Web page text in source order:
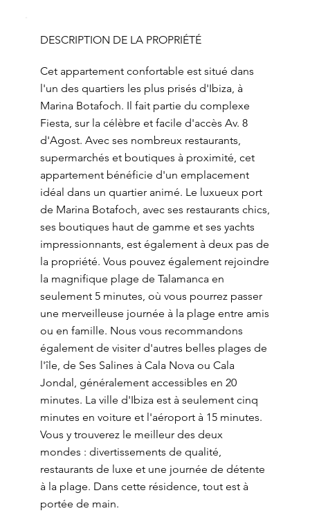
DESCRIPTION DE LA PROPRIÉTÉ
Cet appartement confortable est situé dans
l'un des quartiers les plus prisés d'Ibiza, à
Marina Botafoch. Il fait partie du complexe
Fiesta, sur la célèbre et facile d'accès Av. 8
d'Agost. Avec ses nombreux restaurants,
supermarchés et boutiques à proximité, cet
appartement bénéficie d'un emplacement
idéal dans un quartier animé. Le luxueux port
de Marina Botafoch, avec ses restaurants chics,
ses boutiques haut de gamme et ses yachts
impressionnants, est également à deux pas de
la propriété. Vous pouvez également rejoindre
la magnifique plage de Talamanca en
seulement 5 minutes, où vous pourrez passer
une merveilleuse journée à la plage entre amis
ou en famille. Nous vous recommandons
également de visiter d'autres belles plages de
l'île, de Ses Salines à Cala Nova ou Cala
Jondal, généralement accessibles en 20
minutes. La ville d'Ibiza est à seulement cinq
minutes en voiture et l'aéroport à 15 minutes.
Vous y trouverez le meilleur des deux
mondes : divertissements de qualité,
restaurants de luxe et une journée de détente
à la plage. Dans cette résidence, tout est à
portée de main.